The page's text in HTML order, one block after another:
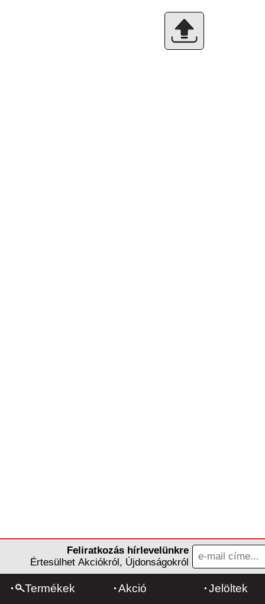
Feliratkozás hírlevelünkre
Értesülhet Akciókról, Újdonságokról
Termékek Akció Jelöltek